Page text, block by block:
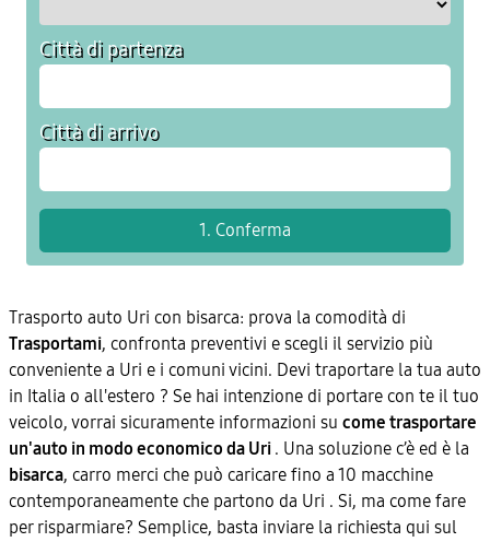
Città di partenza
Città di arrivo
Trasporto auto Uri con bisarca: prova la comodità di
Trasportami, confronta preventivi e scegli il servizio più
conveniente a Uri e i comuni vicini. Devi traportare la tua auto
in Italia o all'estero ? Se hai intenzione di portare con te il tuo
veicolo, vorrai sicuramente informazioni su come trasportare
un'auto in modo economico da Uri . Una soluzione c’è ed è la
bisarca, carro merci che può caricare fino a 10 macchine
contemporaneamente che partono da Uri . Si, ma come fare
per risparmiare? Semplice, basta inviare la richiesta qui sul